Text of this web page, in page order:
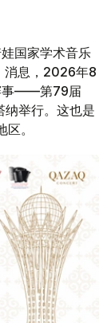
国家学术音乐
消息，2026年8
事——第79届
举行。这也是
。